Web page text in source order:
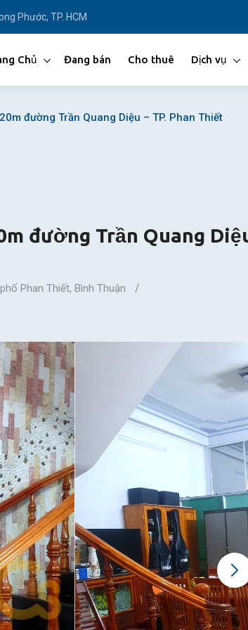
Phước, TP. HCM
Chủ Đang bán Cho thuê Dịch vụ
đường Trần Quang Diệu – TP. Phan Thiết
đường Trần Quang
Phan Thiết, Bình Thuận